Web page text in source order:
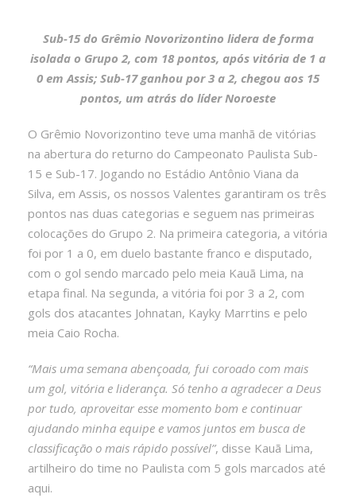
Sub-15 do Grêmio Novorizontino lidera de forma
isolada o Grupo 2, com 18 pontos, após vitória de 1 a
0 em Assis; Sub-17 ganhou por 3 a 2, chegou aos 15
pontos, um atrás do líder Noroeste
O Grêmio Novorizontino teve uma manhã de vitórias
na abertura do returno do Campeonato Paulista Sub-
15 e Sub-17. Jogando no Estádio Antônio Viana da
Silva, em Assis, os nossos Valentes garantiram os três
pontos nas duas categorias e seguem nas primeiras
colocações do Grupo 2. Na primeira categoria, a vitória
foi por 1 a 0, em duelo bastante franco e disputado,
com o gol sendo marcado pelo meia Kauã Lima, na
etapa final. Na segunda, a vitória foi por 3 a 2, com
gols dos atacantes Johnatan, Kayky Marrtins e pelo
meia Caio Rocha.
“Mais uma semana abençoada, fui coroado com mais
um gol, vitória e liderança. Só tenho a agradecer a Deus
por tudo, aproveitar esse momento bom e continuar
ajudando minha equipe e vamos juntos em busca de
classificação o mais rápido possível”, disse Kauã Lima,
artilheiro do time no Paulista com 5 gols marcados até
aqui.